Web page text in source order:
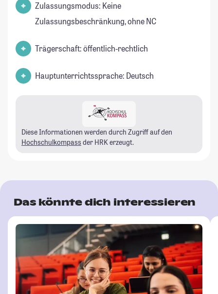
Zulassungsmodus: Keine
Zulassungsbeschränkung, ohne NC
Trägerschaft: öffentlich-rechtlich
Hauptunterrichtssprache: Deutsch
Diese Informationen werden durch Zugriff auf den
Hochschulkompass der HRK erzeugt.
Das könnte dich interessieren